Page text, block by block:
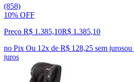
(858)
10% OFF
Preço R$ 1.385,10R$ 1.385,10
no Pix Ou 12x de R$ 128,25 sem jurosou
juros